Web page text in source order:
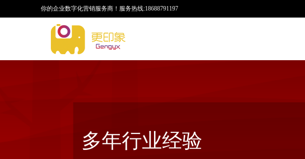
你的企业数字化营销服务商！ 服务热线:18688791197
多年行业经验